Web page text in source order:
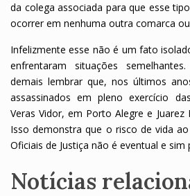
da colega associada para que esse
ocorrer em nenhuma outra comarca
Infelizmente esse não é um fato
enfrentaram situações
demais lembrar que, nos últimos
assassinados em pleno exercício
Veras Vidor, em Porto Alegre e Juarez
Isso demonstra que o risco de vida
Oficiais de Justiça não é eventual e sim
Notícias